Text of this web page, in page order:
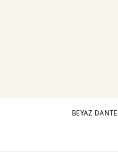
BEYAZ